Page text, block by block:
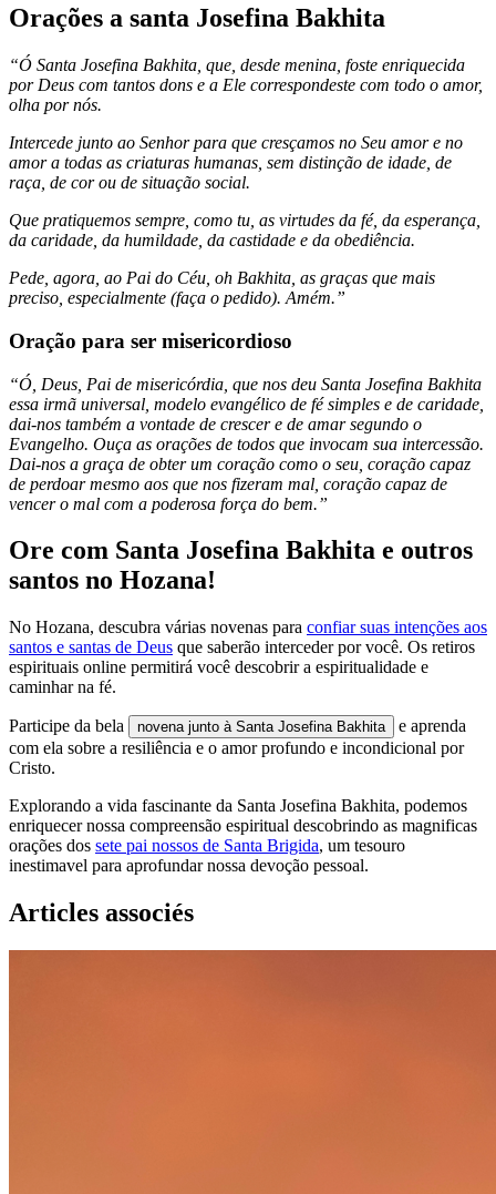
Orações a santa Josefina Bakhita
“Ó Santa Josefina Bakhita, que, desde menina, foste enriquecida
por Deus com tantos dons e a Ele correspondeste com todo o amor,
olha por nós.
Intercede junto ao Senhor para que cresçamos no Seu amor e no
amor a todas as criaturas humanas, sem distinção de idade, de
raça, de cor ou de situação social.
Que pratiquemos sempre, como tu, as virtudes da fé, da esperança,
da caridade, da humildade, da castidade e da obediência.
Pede, agora, ao Pai do Céu, oh Bakhita, as graças que mais
preciso, especialmente (faça o pedido). Amém.”
Oração para ser misericordioso
“Ó, Deus, Pai de misericórdia, que nos deu Santa Josefina Bakhita
essa irmã universal, modelo evangélico de fé simples e de caridade,
dai-nos também a vontade de crescer e de amar segundo o
Evangelho. Ouça as orações de todos que invocam sua intercessão.
Dai-nos a graça de obter um coração como o seu, coração capaz
de perdoar mesmo aos que nos fizeram mal, coração capaz de
vencer o mal com a poderosa força do bem.”
Ore com Santa Josefina Bakhita e outros
santos no Hozana!
No Hozana, descubra várias novenas para confiar suas intenções aos
santos e santas de Deus que saberão interceder por você. Os retiros
espirituais online permitirá você descobrir a espiritualidade e
caminhar na fé.
Participe da bela novena junto à Santa Josefina Bakhita
e aprenda
com ela sobre a resiliência e o amor profundo e incondicional por
Cristo.
Explorando a vida fascinante da Santa Josefina Bakhita, podemos
enriquecer nossa compreensão espiritual descobrindo as magnificas
orações dos sete pai nossos de Santa Brigida, um tesouro
inestimavel para aprofundar nossa devoção pessoal.
Articles associés